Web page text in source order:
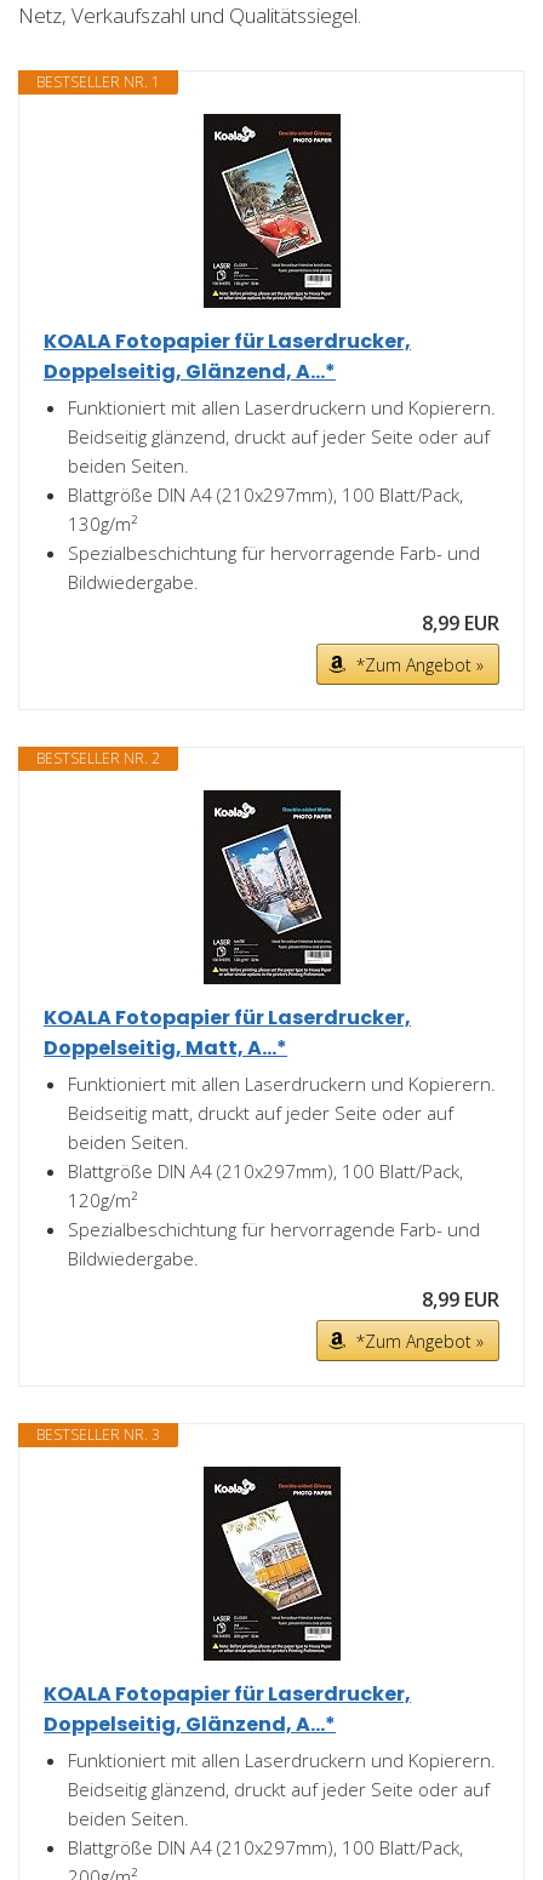
Netz, Verkaufszahl und Qualitätssiegel.
BESTSELLER NR. 1
KOALA Fotopapier für Laserdrucker,
Doppelseitig, Glänzend, A...*
Funktioniert mit allen Laserdruckern und Kopierern.
Beidseitig glänzend, druckt auf jeder Seite oder auf
beiden Seiten.
Blattgröße DIN A4 (210x297mm), 100 Blatt/Pack,
130g/m²
Spezialbeschichtung für hervorragende Farb- und
Bildwiedergabe.
8,99 EUR
*Zum Angebot »
BESTSELLER NR. 2
KOALA Fotopapier für Laserdrucker,
Doppelseitig, Matt, A...*
Funktioniert mit allen Laserdruckern und Kopierern.
Beidseitig matt, druckt auf jeder Seite oder auf
beiden Seiten.
Blattgröße DIN A4 (210x297mm), 100 Blatt/Pack,
120g/m²
Spezialbeschichtung für hervorragende Farb- und
Bildwiedergabe.
8,99 EUR
*Zum Angebot »
BESTSELLER NR. 3
KOALA Fotopapier für Laserdrucker,
Doppelseitig, Glänzend, A...*
Funktioniert mit allen Laserdruckern und Kopierern.
Beidseitig glänzend, druckt auf jeder Seite oder auf
beiden Seiten.
Blattgröße DIN A4 (210x297mm), 100 Blatt/Pack,